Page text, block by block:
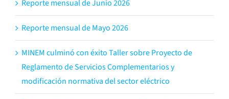
Reporte mensual de Junio 2026
Reporte mensual de Mayo 2026
MINEM culminó con éxito Taller sobre Proyecto de
Reglamento de Servicios Complementarios y
modificación normativa del sector eléctrico